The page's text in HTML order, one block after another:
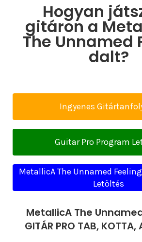
Hogyan
gitáron a
The Unnamed
dalt?
Ingyenes
Guitar Pro Program
MetallicA The Unnamed
Letöltés
MetallicA The
GITÁR PRO TAB, KOTTA,